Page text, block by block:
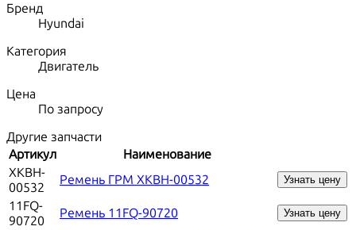
Бренд
Hyundai
Категория
Двигатель
Цена
По запросу
Другие запчасти
Артикул
Наименование
XKBH-
00532
Ремень ГРМ XKBH-00532 Узнать цену
11FQ-
90720
Ремень 11FQ-90720 Узнать цену